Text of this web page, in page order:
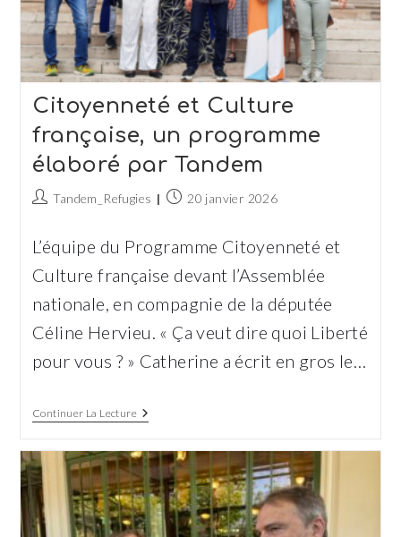
Citoyenneté et Culture
française, un programme
élaboré par Tandem
Auteur/autrice
publication :
Tandem_Refugies
Publication
20 janvier 2026
L’équipe du Programme Citoyenneté et
Culture française devant l’Assemblée
nationale, en compagnie de la députée
Céline Hervieu. « Ça veut dire quoi Liberté
pour vous ? » Catherine a écrit en gros le…
Continuer La LectureCitoyenneté
Et
Française,
Un
Programme
Élaboré
Par
Tandem